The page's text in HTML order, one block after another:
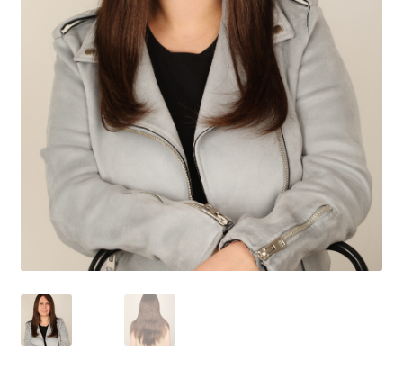
Les conditions de prise en charge par la Sécurité Sociale
Liens utiles
Mentions légales
Mon compte
Nos conseillères proche de chez vous
Notre raison d’être
Nous rejoindre